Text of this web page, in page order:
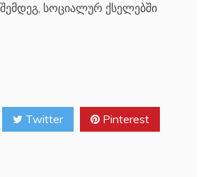
სოციალურ ქსელებში
Twitter Pinterest